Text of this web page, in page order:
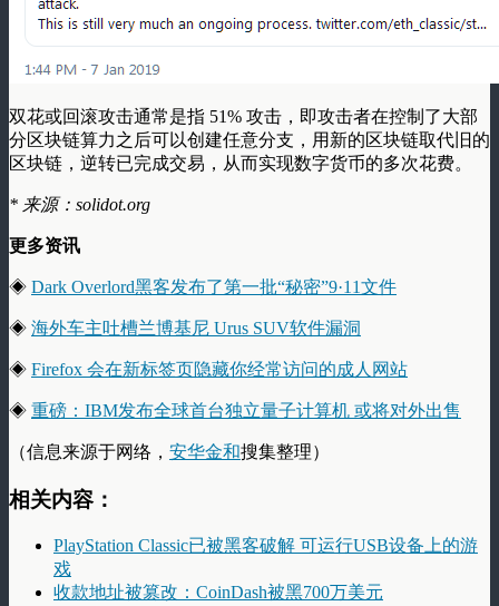
双花或回滚攻击通常是指 51% 攻击，即攻击者在控制了大部
分区块链算力之后可以创建任意分支，用新的区块链取代旧的
区块链，逆转已完成交易，从而实现数字货币的多次花费。
* 来源：solidot.org
更多资讯
◈ Dark Overlord黑客发布了第一批“秘密”9·11文件
◈ 海外车主吐槽兰博基尼 Urus SUV软件漏洞
◈ Firefox 会在新标签页隐藏你经常访问的成人网站
◈ 重磅：IBM发布全球首台独立量子计算机 或将对外出售
（信息来源于网络， 安华金和搜集整理）
相关内容：
PlayStation Classic已被黑客破解 可运行USB设备上的游
戏
收款地址被篡改：CoinDash被黑700万美元